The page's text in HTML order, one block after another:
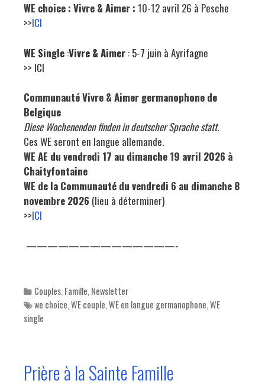
WE choice : Vivre & Aimer : 10-12 avril 26 à Pesche
>>ICI
WE Single :Vivre & Aimer : 5-7 juin à Ayrifagne
>> ICI
Communauté Vivre & Aimer germanophone de
Belgique
Diese Wochenenden finden in deutscher Sprache statt.
Ces WE seront en langue allemande.
WE AE du vendredi 17 au dimanche 19 avril 2026 à
Chaityfontaine
WE de la Communauté du vendredi 6 au dimanche 8
novembre 2026 (lieu à déterminer)
>>ICI
——————————————-
Categories
Couples, Famille, Newsletter
Tags
we choice,WE couple,WE en langue germanophone,WE
single
Prière à la Sainte Famille